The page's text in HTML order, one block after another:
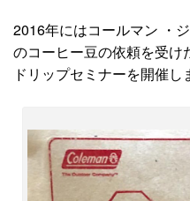
2016年にはコールマン ・
のコーヒー豆の依頼を受
ドリップセミナーを開催し